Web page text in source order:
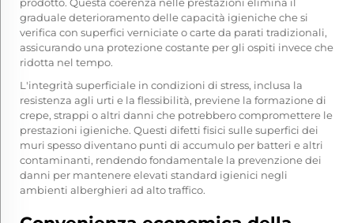
graduale deterioramento delle capacità igieniche che si
verifica con superfici verniciate o carte da parati tradizionali,
assicurando una protezione costante per gli ospiti invece che
ridotta nel tempo.
L'integrità superficiale in condizioni di stress, inclusa la
resistenza agli urti e la flessibilità, previene la formazione di
crepe, strappi o altri danni che potrebbero compromettere le
prestazioni igieniche. Questi difetti fisici sulle superfici dei
muri spesso diventano punti di accumulo per batteri e altri
contaminanti, rendendo fondamentale la prevenzione dei
danni per mantenere elevati standard igienici negli
ambienti alberghieri ad alto traffico.